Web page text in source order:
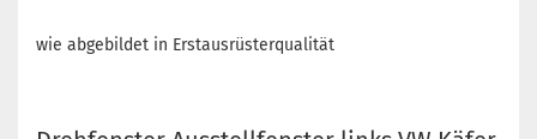
wie abgebildet in Erstausrüsterqualität